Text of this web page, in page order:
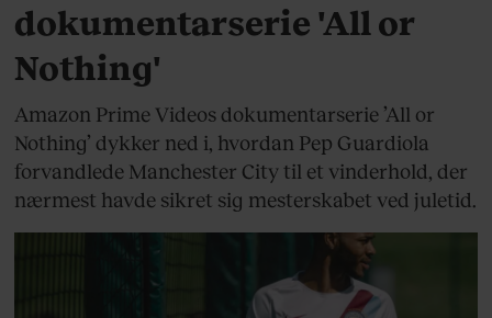
dokumentarserie 'All or
Nothing'
Amazon Prime Videos dokumentarserie ’All or
Nothing’ dykker ned i, hvordan Pep Guardiola
forvandlede Manchester City til et vinderhold, der
nærmest havde sikret sig mesterskabet ved juletid.